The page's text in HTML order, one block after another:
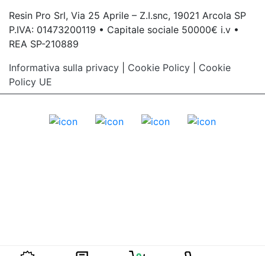
Resin Pro Srl, Via 25 Aprile – Z.I.snc, 19021 Arcola SP
P.IVA: 01473200119 • Capitale sociale 50000€ i.v •
REA SP-210889
Informativa sulla privacy
Cookie Policy
Cookie
Policy UE